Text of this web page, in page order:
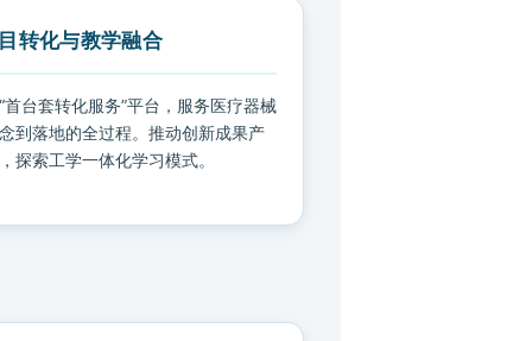
转化与教学融合
首台套转化服务”平台，服务医疗器械
到落地的全过程。推动创新成果产
探索工学一体化学习模式。